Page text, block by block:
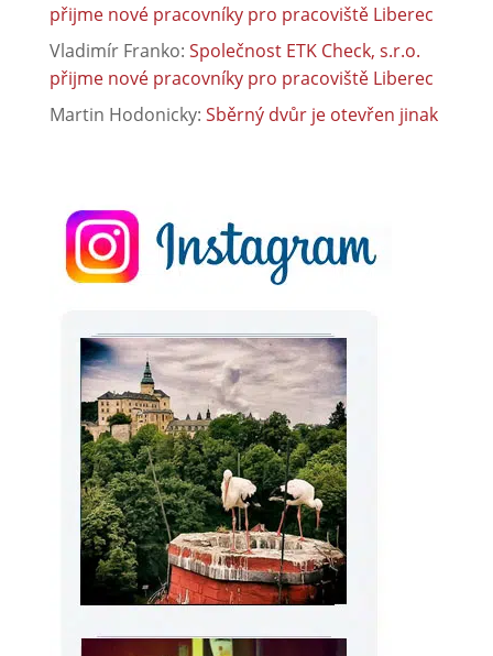
přijme nové pracovníky pro pracoviště Liberec
Vladimír Franko: Společnost ETK Check, s.r.o.
přijme nové pracovníky pro pracoviště Liberec
Martin Hodonicky: Sběrný dvůr je otevřen jinak